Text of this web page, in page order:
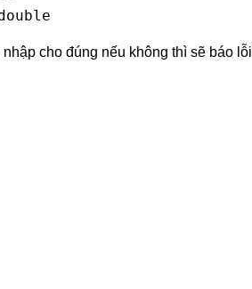
cho đúng nếu không thì sẽ báo lỗi